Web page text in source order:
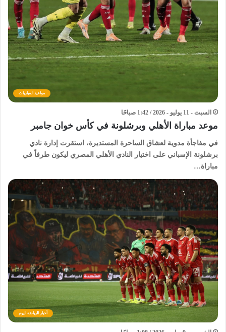
مواعيد المباريات
السبت - 11 يوليو - 2026 / 1:42 صباحًا
موعد مباراة الأهلي وبرشلونة في كأس خوان جامبر
​في مفاجأة مدوية لعشاق الساحرة المستديرة، استقرت إدارة نادي
برشلونة الإسباني على اختيار النادي الأهلي المصري ليكون طرفاً في
مباراة…
أخبار الرياضة اليوم